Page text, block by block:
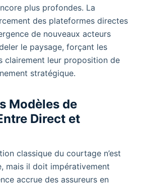
plus profondes. La
des plateformes directes
de nouveaux acteurs
le paysage, forçant les
clairement leur proposition de
stratégique.
Modèles de
Direct et
classique du courtage n’est
mais il doit impérativement
accrue des assureurs en